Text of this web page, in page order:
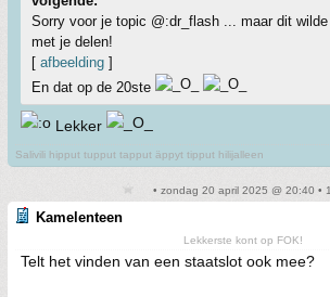
Sorry voor je topic @:dr_flash ... maar dit
met je delen!
[ afbeelding ]
En dat op de 20ste
Lekker
Salivili hipput tupput tapput äppyt tipput hilijalleen
• zondag 20 april 2025 @ 20:40 •
Kamelenteen
Lekkerste kont op FOK!
Telt het vinden van een staatslot ook mee?